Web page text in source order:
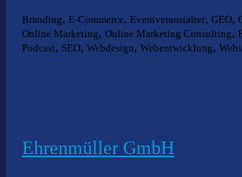
Branding, E-Commerce, Eventveranstalter, GEO,
Online Marketing, Online Marketing Consulting,
Podcast, SEO, Webdesign, Webentwicklung,
Ehrenmüller GmbH